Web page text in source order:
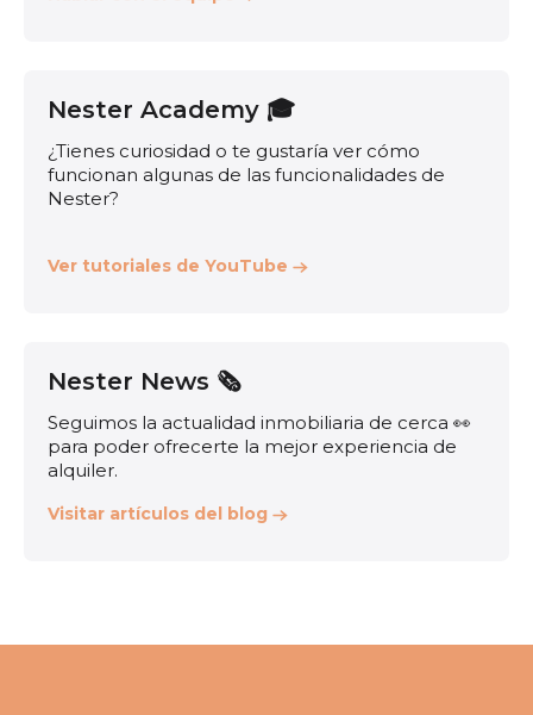
Nester Academy 🎓
¿Tienes curiosidad o te gustaría ver cómo
funcionan algunas de las funcionalidades de
Nester?
Ver tutoriales de YouTube
Nester News 🗞️
Seguimos la actualidad inmobiliaria de cerca 👀
para poder ofrecerte la mejor experiencia de
alquiler.
Visitar artículos del blog